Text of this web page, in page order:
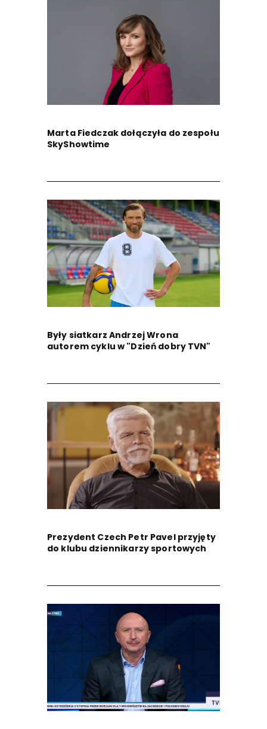
Marta Fiedczak dołączyła do zespołu
SkyShowtime
Były siatkarz Andrzej Wrona
autorem cyklu w "Dzień dobry TVN"
Prezydent Czech Petr Pavel przyjęty
do klubu dziennikarzy sportowych